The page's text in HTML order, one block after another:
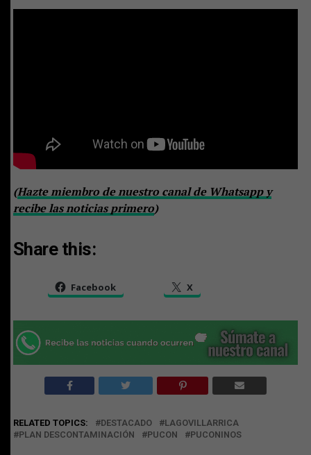
(Hazte miembro de nuestro canal de Whatsapp y
recibe las noticias primero)
Share this:
Facebook X
RELATED TOPICS: DESTACADO
LAGOVILLARRICA
PLAN DESCONTAMINACIÓN
PUCON PUCONINOS